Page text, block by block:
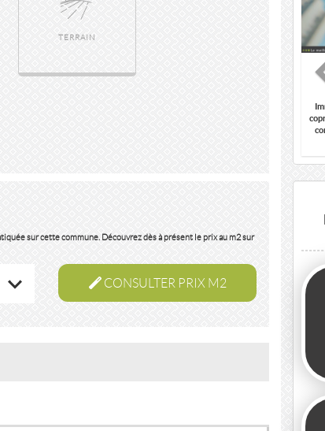
TERRAIN
sur cette commune. Découvrez dès à présent le prix au m2 sur
CONSULTER PRIX M2